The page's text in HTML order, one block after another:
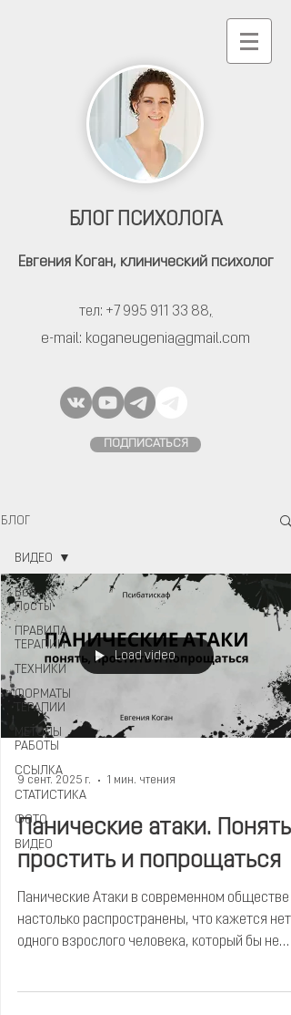
БЛОГ ПСИХОЛОГА
тел: +7 995 911 33 88,
e-mail: koganeugenia@gmail.com
ПОДПИСАТЬСЯ
Евгения Коган, клинический психолог
БЛОГ
Все
Посты
ПРАВИЛА
ТЕРАПИИ
ТЕХНИКИ
ФОРМАТЫ
ТЕРАПИИ
МЕТОДЫ
РАБОТЫ
ССЫЛКА
СТАТИСТИКА
ФОТО
ВИДЕО
ВИДЕО
Load video
9 сент. 2025 г. 1 мин. чтения
Панические атаки. Понять,
простить и попрощаться
Панические Атаки в современном обществе
настолько распространены, что кажется нет
одного взрослого человека, который бы не